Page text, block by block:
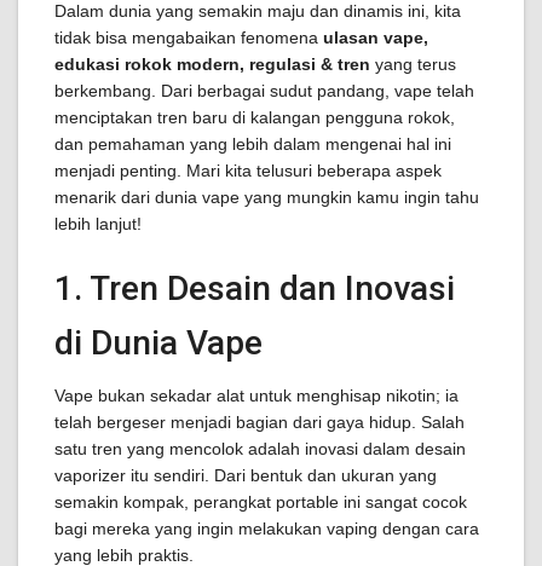
Dalam dunia yang semakin maju dan dinamis ini, kita
tidak bisa mengabaikan fenomena ulasan vape,
edukasi rokok modern, regulasi & tren yang terus
berkembang. Dari berbagai sudut pandang, vape telah
menciptakan tren baru di kalangan pengguna rokok,
dan pemahaman yang lebih dalam mengenai hal ini
menjadi penting. Mari kita telusuri beberapa aspek
menarik dari dunia vape yang mungkin kamu ingin tahu
lebih lanjut!
1. Tren Desain dan Inovasi
di Dunia Vape
Vape bukan sekadar alat untuk menghisap nikotin; ia
telah bergeser menjadi bagian dari gaya hidup. Salah
satu tren yang mencolok adalah inovasi dalam desain
vaporizer itu sendiri. Dari bentuk dan ukuran yang
semakin kompak, perangkat portable ini sangat cocok
bagi mereka yang ingin melakukan vaping dengan cara
yang lebih praktis.